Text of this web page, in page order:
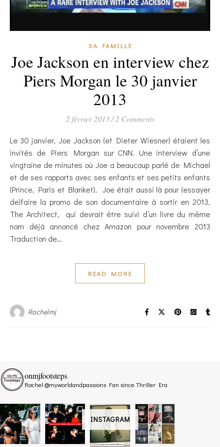
SA FAMILLE
Joe Jackson en interview chez
Piers Morgan le 30 janvier
2013
2 février 2013 / 2 Comments
Le 30 janvier, Joe Jackson (et Dieter Wiesner) étaient les
invités de Piers Morgan sur CNN. Une interview d’une
vingtaine de minutes où Joe a beaucoup parlé de Michael
et de ses rapports avec ses enfants et ses petits enfants
(Prince, Paris et Blanket). Joe était aussi là pour (essayer
de)faire la promo de son documentaire à sortir en 2013,
The Architect, qui devrait être suivi d’un livre du même
nom déjà annoncé chez Amazon pour novembre 2013
Traduction de…
READ MORE
Rachelmj
INSTAGRAM
onmjfootsteps
Rachel @myworldandpassions Fan since Thriller Era